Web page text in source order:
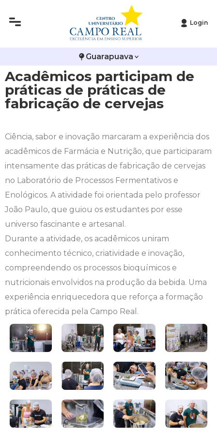
Login
Guarapuava
Acadêmicos participam de
práticas de práticas de
fabricação de cervejas
Ciência, sabor e inovação marcaram a experiência dos
acadêmicos de Farmácia e Nutrição, que participaram
intensamente das práticas de fabricação de cervejas
no Laboratório de Processos Fermentativos e
Enológicos. A atividade foi orientada pelo professor
João Paulo, que guiou os estudantes por esse
universo fascinante e artesanal.
Durante a atividade, os acadêmicos uniram
conhecimento técnico, criatividade e inovação,
compreendendo os processos bioquímicos e
nutricionais envolvidos na produção da bebida. Uma
experiência enriquecedora que reforça a formação
prática oferecida pela Campo Real.
Infraestrutura
Editais
Publicações Institucionais
Arquitetura e Urbanismo
Biomedicina
Ciências Contábeis
Direito
Engenharia Agronômica
Engenharia Civil
Engenharia de Software
Engenharia Mecânica
Farmácia
Fisioterapia
Medicina Veterinária
Nutrição
Vestibular de Inverno
Vestibular de Medicina
2ª Via de Boleto
Atestado de Matrícula
Atividades Complementares e Sociais
Biblioteca
Calendário Acadêmico
Calendário de Provas
Carteirinha de Estudante
Central de Estágios - TCC
Ensalamento
Manual do Acadêmico
Manual de Formatura
Manual de Trabalhos Acadêmicos
Núcleo de Apoio Psicopedagógico
Ouvidoria
Avalie a Campo Real
Bolsas e Incentivos
CPA
COLAP
Comissão de Ética no Uso de Animais
Comitê de Ética em Pesquisa
Diploma Digital
Educação em Direitos Humanos
Editais
Infocampo
Intercampo
Logos Campo Real
Portal do Egresso
Portal do RH